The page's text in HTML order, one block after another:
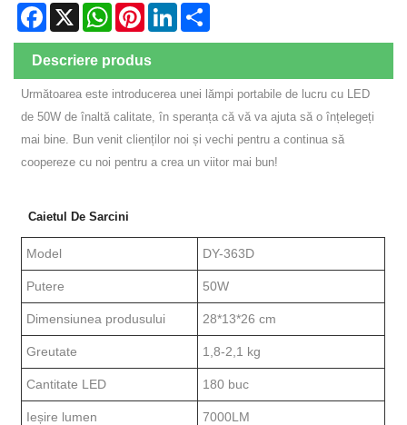
Facebook
X WhatsApp
PinterestLinkedIn
Descriere produs
Următoarea este introducerea unei lămpi portabile de lucru cu LED
de 50W de înaltă calitate, în speranța că vă va ajuta să o înțelegeți
mai bine. Bun venit clienților noi și vechi pentru a continua să
coopereze cu noi pentru a crea un viitor mai bun!
Caietul De Sarcini
Model DY-363D
Putere 50W
Dimensiunea produsului 28*13*26 cm
Greutate 1,8-2,1 kg
Cantitate LED 180 buc
Ieșire lumen 7000LM